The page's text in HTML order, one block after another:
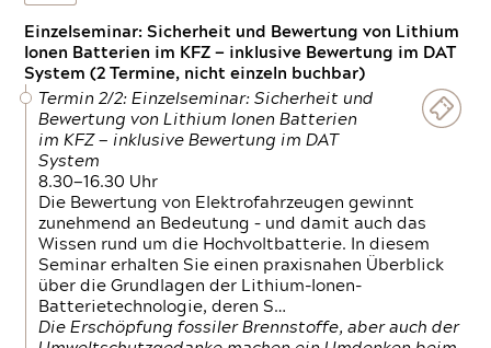
Einzelseminar: Sicherheit und Bewertung von Lithium
Ionen Batterien im KFZ — inklusive Bewertung im DAT
System (2 Termine, nicht einzeln buchbar)
Termin 2/2: Einzelseminar: Sicherheit und
Bewertung von Lithium Ionen Batterien
im KFZ — inklusive Bewertung im DAT
System
8.30—16.30 Uhr
Die Bewertung von Elektrofahrzeugen gewinnt
zunehmend an Bedeutung – und damit auch das
Wissen rund um die Hochvoltbatterie. In diesem
Seminar erhalten Sie einen praxisnahen Überblick
über die Grundlagen der Lithium-Ionen-
Batterietechnologie, deren S…
Die Erschöpfung fossiler Brennstoffe, aber auch der